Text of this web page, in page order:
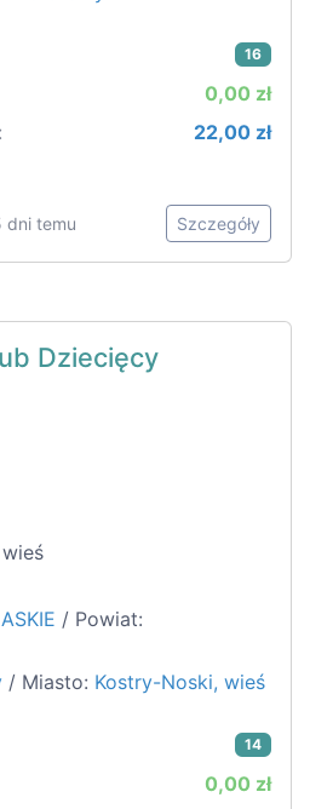
16
0,00 zł
22,00 zł
dni temu Szczegóły
Dziecięcy
/ Powiat:
/ Miasto: Kostry-Noski, wieś
14
0,00 zł